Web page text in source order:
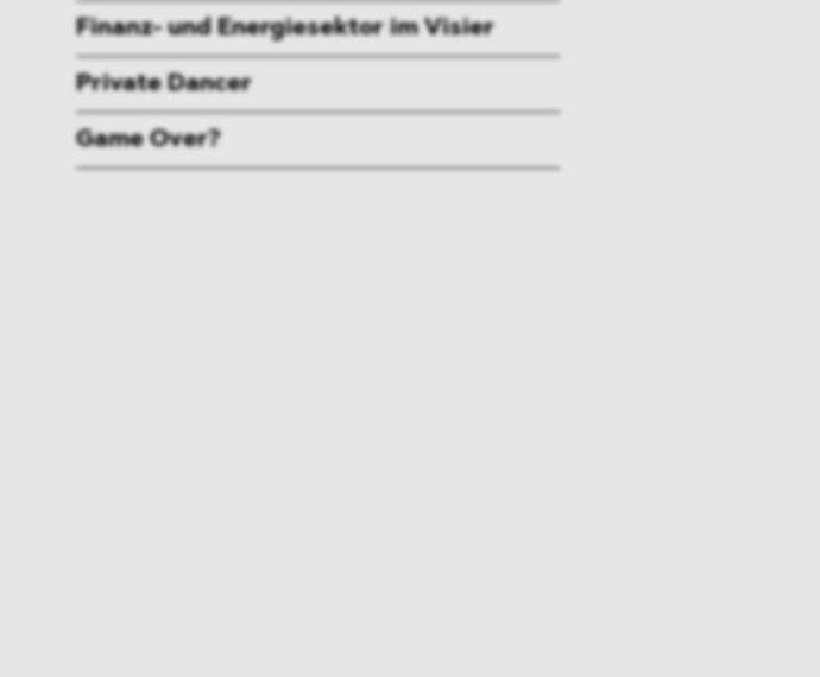
Finanz- und Energiesektor im Visier
Private Dancer
Game Over?